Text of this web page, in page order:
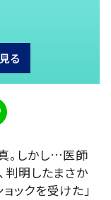
る
。しかし…医師
判明したまさか
ックを受けた」